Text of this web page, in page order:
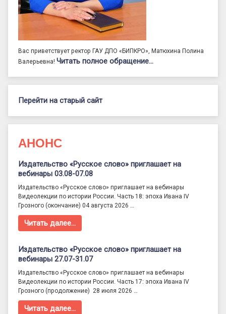
Вас приветствует ректор ГАУ ДПО «БИПКРО», Матюхина Полина
Валерьевна! Читать полное обращение…
Перейти на старый сайт
АНОНС
Издательство «Русское слово» приглашает на
вебинары 03.08-07.08
Издательство «Русское слово» приглашает на вебинары
Видеолекции по истории России. Часть 18: эпоха Ивана IV
Грозного (окончание) 04 августа 2026 …
Читать далее…
Издательство «Русское слово» приглашает на
вебинары 27.07-31.07
Издательство «Русское слово» приглашает на вебинары
Видеолекции по истории России. Часть 17: эпоха Ивана IV
Грозного (продолжение) 28 июля 2026 …
Читать далее…